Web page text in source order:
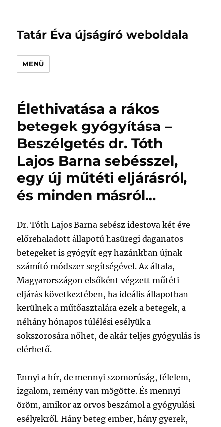
Tatár Éva újságíró weboldala
MENÜ
Élethivatása a rákos
betegek gyógyítása –
Beszélgetés dr. Tóth
Lajos Barna sebésszel,
egy új műtéti eljárásról,
és minden másról…
Dr. Tóth Lajos Barna sebész idestova két éve
előrehaladott állapotú hasüregi daganatos
betegeket is gyógyít egy hazánkban újnak
számító módszer segítségével. Az általa,
Magyarországon elsőként végzett műtéti
eljárás következtében, ha ideális állapotban
kerülnek a műtőasztalára ezek a betegek, a
néhány hónapos túlélési esélyük a
sokszorosára nőhet, de akár teljes gyógyulás is
elérhető.
Ennyi a hír, de mennyi szomorúság, félelem,
izgalom, remény van mögötte. És mennyi
öröm, amikor az orvos beszámol a gyógyulási
esélyekről. Hány beteg ember, hány gyerek,